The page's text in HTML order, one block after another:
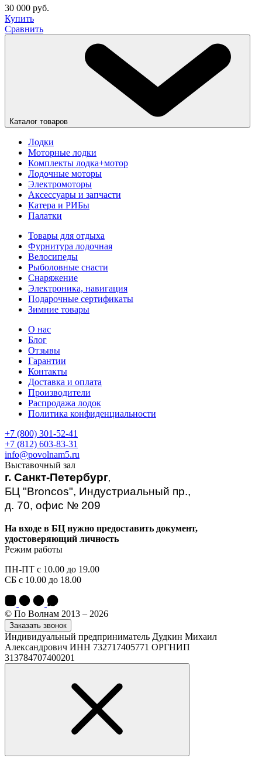
30 000 руб.
Купить
Сравнить
Каталог товаров
Лодки
Моторные лодки
Комплекты лодка+мотор
Лодочные моторы
Электромоторы
Аксессуары и запчасти
Катера и РИБы
Палатки
Товары для отдыха
Фурнитура лодочная
Велосипеды
Рыболовные снасти
Снаряжение
Электроника, навигация
Подарочные сертификаты
Зимние товары
О нас
Блог
Отзывы
Гарантии
Контакты
Доставка и оплата
Производители
Распродажа лодок
Политика конфиденциальности
+7 (800) 301-52-41
+7 (812) 603-83-31
info@povolnam5.ru
Выставочный зал
г. Санкт-Петербург,
БЦ "Broncos", Индустриальный пр.,
д. 70, офис № 209
На входе в БЦ нужно предоставить документ,
удостоверяющий личность
Режим работы
ПН-ПТ с 10.00 до 19.00
СБ с 10.00 до 18.00
© По Волнам 2013 – 2026
Заказать звонок
Индивидуальный предприниматель Дудкин Михаил
Александрович ИНН 732717405771 ОРГНИП
313784707400201